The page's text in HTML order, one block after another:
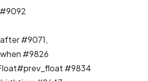
#9092
#9071,
#9826
#9834